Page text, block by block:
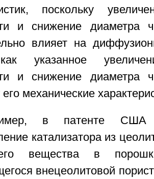
поскольку
и снижение диаметра
влияет на
указанное
и снижение диаметра
механические
в патенте США
катализатора из
вещества в
внецеолитовой